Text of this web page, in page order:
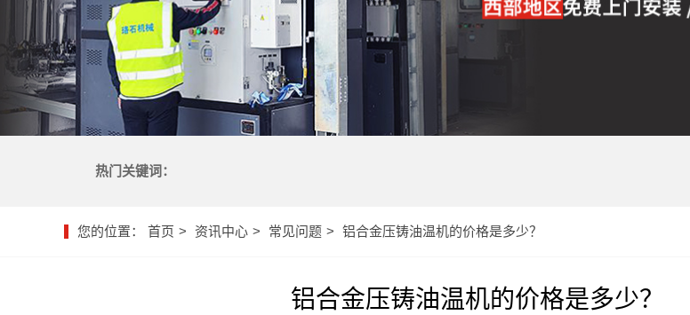
热门关键词：
您的位置： 首页 资讯中心 常见问题 铝合金压铸油温机的价格是多少？
铝合金压铸油温机的价格是多少？